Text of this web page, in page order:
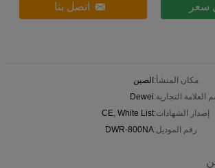
سعر اتصل بنا
مكان المنشأ:الصين
العلامة التجارية:Dewei
إصدار الشهادات:CE, White List
رقم الموديل:DWR-800NA